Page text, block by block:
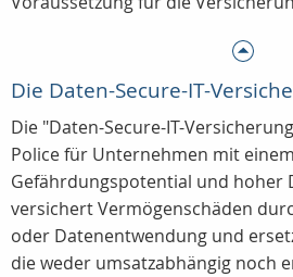
Die Daten-Secure-IT-
Die "Daten-Secure-IT-
Police für Unternehmen mit
Gefährdungspotential und hoher
versichert Vermögenschäden
oder Datenentwendung und
die weder umsatzabhängig noch